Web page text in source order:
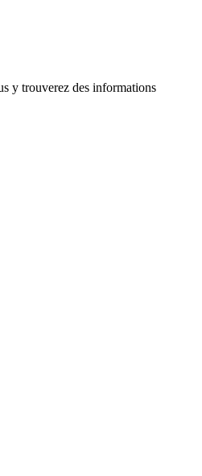
y trouverez des informations